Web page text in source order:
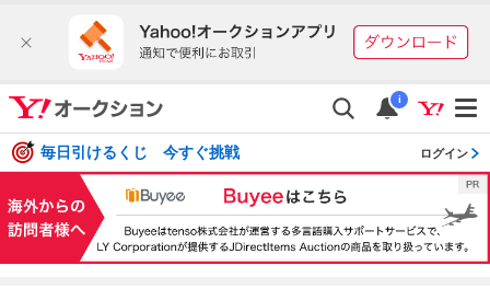
i
毎日引けるくじ 今すぐ挑戦 ログイン